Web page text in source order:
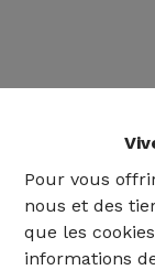
Pour vous
nous et des
que les
informations